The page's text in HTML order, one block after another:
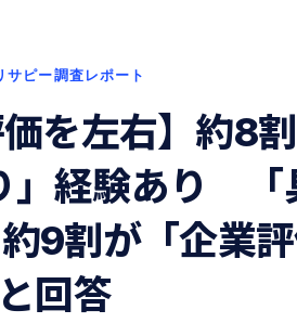
ピー調査レポート
を左右】約8
」経験あり 「
9割が「企業評
と回答